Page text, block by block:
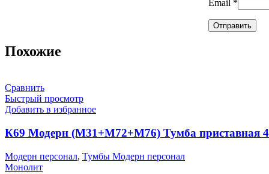
Email *
Похожие
Сравнить
Быстрый просмотр
Добавить в избранное
К69 Модерн (М31+М72+М76) Тумба приставная
Модерн персонал, Тумбы Модерн персонал
Монолит